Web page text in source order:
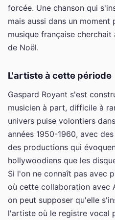
forcée. Une chanson qui
mais aussi dans un moment
musique française
de Noël.
L'artiste à cette période
Gaspard Royant s'est
musicien à part, difficile à
univers puise volontiers
années 1950-1960, avec
des productions qui
hollywoodiens que les
Si l'on ne connaît pas avec
où cette collaboration avec
on peut supposer qu'elle
l'artiste où le registre vocal